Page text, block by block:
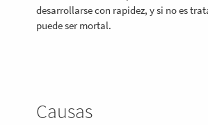
desarrollarse con rapidez, y si no es
puede ser mortal.
Causas